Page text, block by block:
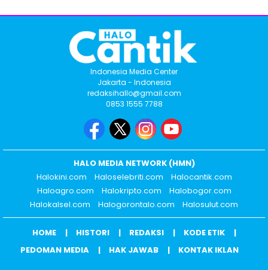
Indonesia Media Center
Jakarta - Indonesia
redaksihallo@gmail.com
0853 1555 7788
HALO MEDIA NETWORK (HMN)
Halokini.com
Haloselebriti.com
Halocantik.com
Haloagro.com
Halokripto.com
Halobogor.com
Halokalsel.com
Halogorontalo.com Halosulut.com
HOME HISTORI REDAKSI
KODE ETIK
PEDOMAN MEDIA
HAK JAWAB KONTAK IKLAN